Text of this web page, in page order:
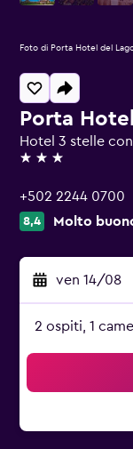
Porta
Hotel 3 stelle
3 stelle
+502 2244 0700
8,4 Molto
ven 14/08
2 ospiti, 1
Foto di Porta Hotel del